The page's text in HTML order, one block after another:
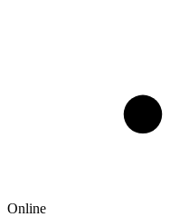
Online